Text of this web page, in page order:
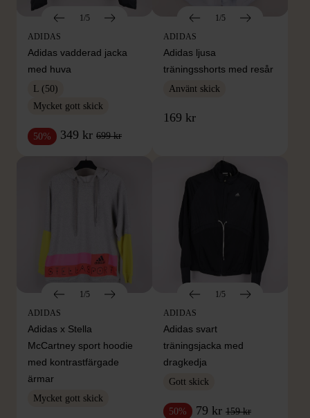
1/5
ADIDAS
Adidas vadderad jacka
med huva
L (50)
Mycket gott skick
50% 349 kr 699 kr
1/5
ADIDAS
Adidas ljusa
träningsshorts med resår
Använt skick
169 kr
1/5
ADIDAS
Adidas x Stella
McCartney sport hoodie
med kontrastfärgade
ärmar
Mycket gott skick
1/5
ADIDAS
Adidas svart
träningsjacka med
dragkedja
Gott skick
50% 79 kr 159 kr